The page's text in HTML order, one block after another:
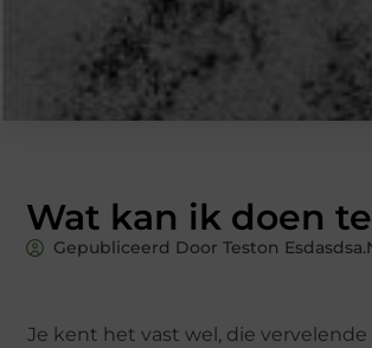
Wat kan ik doen
Gepubliceerd Door Teston
Je kent het vast wel, die